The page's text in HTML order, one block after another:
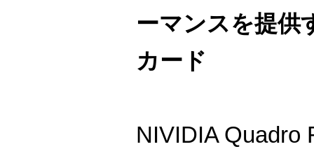
ーマンスを提供
カード
NIVIDIA Quadro